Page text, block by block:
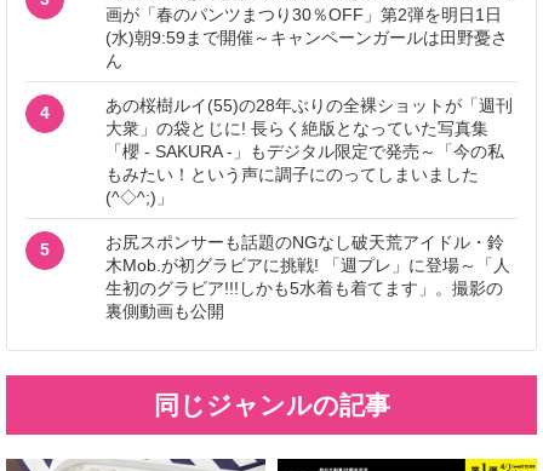
画が「春のパンツまつり30％OFF」第2弾を明日1日
(水)朝9:59まで開催～キャンペーンガールは田野憂さ
ん
4
あの桜樹ルイ(55)の28年ぶりの全裸ショットが「週刊
大衆」の袋とじに! 長らく絶版となっていた写真集
「櫻 - SAKURA -」もデジタル限定で発売～「今の私
もみたい！という声に調子にのってしまいました
(^◇^;)」
5
お尻スポンサーも話題のNGなし破天荒アイドル・鈴
木Mob.が初グラビアに挑戦! 「週プレ」に登場～「人
生初のグラビア!!!しかも5水着も着てます」。撮影の
裏側動画も公開
同じジャンルの記事